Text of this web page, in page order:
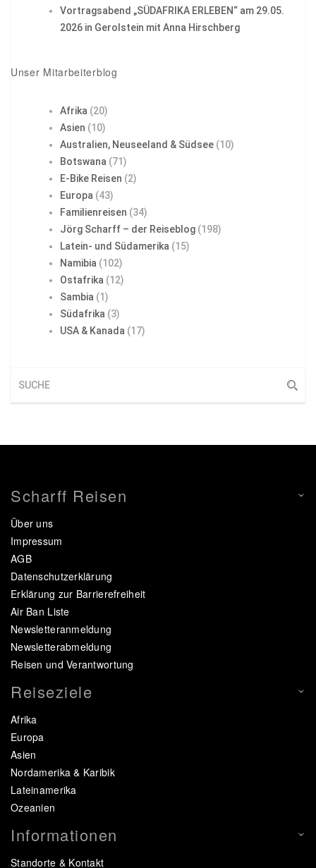
Vortragsabend „SÜDAFRIKA ERLEBEN“ am 29.05.
2026 in Gerolstein mit Anna Hirschberg
Unser Mitarbeiterblog
Afrika (20)
Asien (10)
Australien, Neuseeland & Südsee (10)
Botswana (71)
E-Bike Reisen (2)
Europa (43)
Familienreisen (34)
Jörg Scharff – der Reiseblog (198)
Latein- und Südamerika (15)
Namibia (102)
Ostafrika (12)
Sambia (1)
Südafrika (3)
USA & Kanada (17)
Scharff Reisen
Über uns
Impressum
AGB
Datenschutzerklärung
Erklärung zur Barrierefreiheit
Air Ban Liste
Newsletteranmeldung
Newsletterabmeldung
Reisen und Verantwortung
Reiseziele
Afrika
Europa
Asien
Nordamerika & Karibik
Lateinamerika
Ozeanien
Informationen
Standorte & Kontakt